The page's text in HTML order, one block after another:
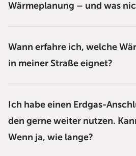
Wärmeplanung – und was
Wann erfahre ich, welche
in meiner Straße eignet?
Ich habe einen Erdgas-
den gerne weiter nutzen.
Wenn ja, wie lange?